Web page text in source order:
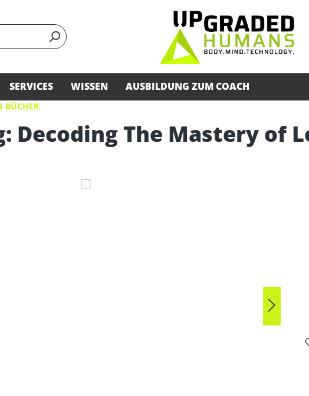
SERVICES WISSEN AUSBILDUNG ZUM COACH
BÜCHER
Decoding The Mastery of